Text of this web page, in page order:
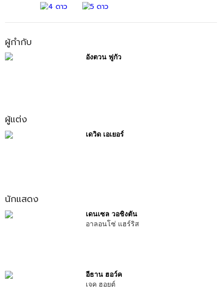
ผู้กำกับ
อังตวน ฟูกัว
ผู้แต่ง
เดวิด เอเยอร์
นักแสดง
เดนเซล วอชิงตัน
อาลอนโซ่ แฮร์ริส
อีธาน ฮอว์ค
เจค ฮอยต์